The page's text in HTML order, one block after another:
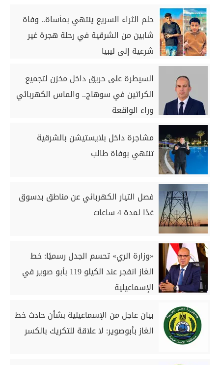
حلم الثراء السريع ينتهي بمأساة.. وفاة
شابين من الشرقية في رحلة هجرة غير
شرعية إلى ليبيا
السيطرة على حريق داخل مخزن لتجميع
الكراتين في سوهاج.. والماس الكهربائي
وراء الواقعة
مشاجرة داخل بلايستيشن بالشرقية
تنتهي بوفاة طالب
فصل التيار الكهربائي عن مناطق بدسوق
غدًا لمدة 4 ساعات
«وزارة الري» تحسم الجدل رسميًا: خط
الغاز انفجر عند الكيلو 119 بأبو صوير في
الإسماعيلية
بيان عاجل من الإسماعيلية بشأن حادث خط
الغاز بأبوصوير: لا علاقة للتكريك بالكسر